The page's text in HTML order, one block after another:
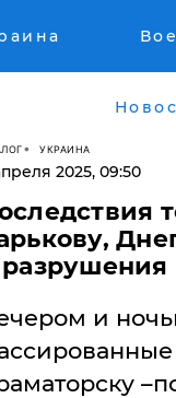
УКРАИНА
2025, 09:50
и